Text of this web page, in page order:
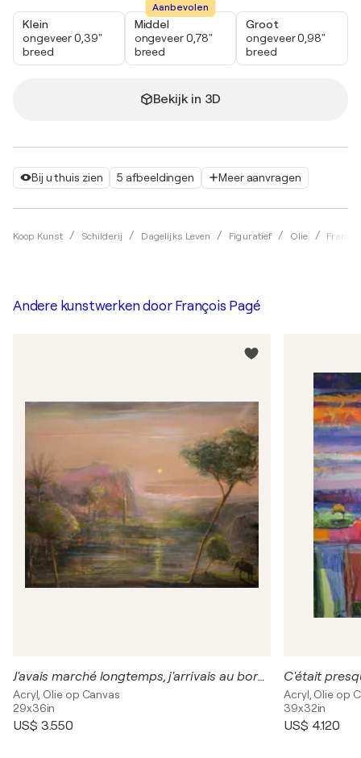
Bij u thuis zien 5 afbeeldingen Meer aanvragen
Koop Kunst Schilderij Dagelijks Leven Figuratief Olie
Klein
ongeveer 0,39"
breed
Aanbevolen
Middel
ongeveer 0,78"
breed
Groot
ongeveer 0,98"
breed
Bekijk in 3D
Andere kunstwerken door François Pagé
J'avais marché longtemps, j'arrivais au bord de la nuit. Le vent du sud jaune rendait au paysage encore tiède d'odorantes ombres mauves.
Acryl, Olie op Canvas
29x36in
US$ 3.550
Acryl, Olie op
39x32in
US$ 4.120